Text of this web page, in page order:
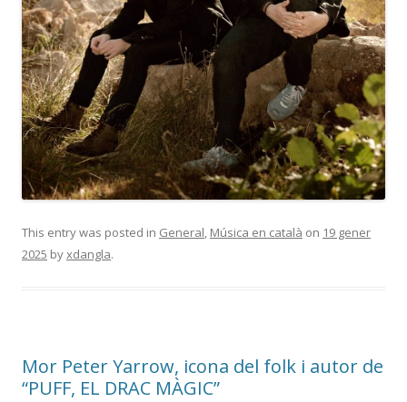
This entry was posted in General, Música en català on 19 gener
2025 byxdangla.
Mor Peter Yarrow, icona del folk i autor de
“PUFF, EL DRAC MÀGIC”